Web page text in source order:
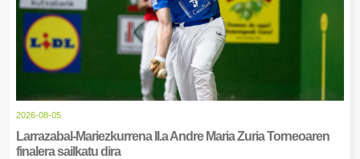
2026-08-05
Larrazabal-Mariezkurrena II.a Andre Maria Zuria Torneoaren
finalera sailkatu dira